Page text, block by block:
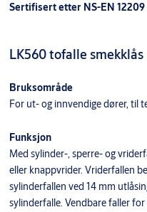
Sertifisert etter NS-EN 12209
LK560 tofalle smekklås
Bruksområde
For ut- og innvendige dører, til
Funksjon
Med sylinder-, sperre- og
eller knappvrider. Vriderfallen
sylinderfallen ved 14 mm
sylinderfalle. Vendbare faller